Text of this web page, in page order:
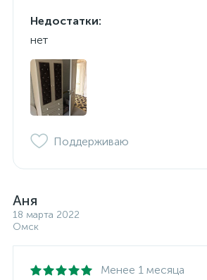
Недостатки:
нет
Поддерживаю
Аня
18 марта 2022
Омск
Менее 1 месяца